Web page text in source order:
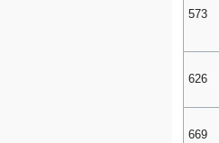
573
626
669